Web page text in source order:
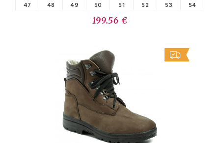
47 48 49 50 51 52 53 54
199.56 €